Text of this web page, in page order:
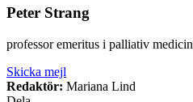
Peter Strang
professor emeritus i palliativ medicin
Skicka mejl
Redaktör: Mariana Lind